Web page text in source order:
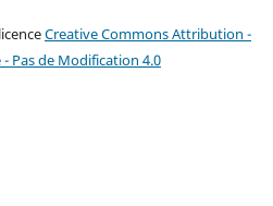
Creative Commons Attribution -
Pas de Modification 4.0